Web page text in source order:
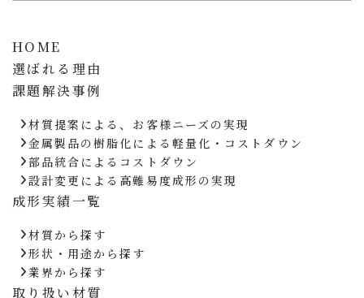
HOME
選ばれる理由
課題解決事例
材質提案による、お客様ニーズの実現
金属製品の樹脂化による軽量化・コストダウン
部品統合によるコストダウン
設計変更による高難易度成形の実現
成形実績一覧
材質から探す
形状・用途から探す
業界から探す
取り扱い材質